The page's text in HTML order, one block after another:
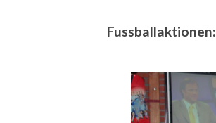
Fussballaktionen: